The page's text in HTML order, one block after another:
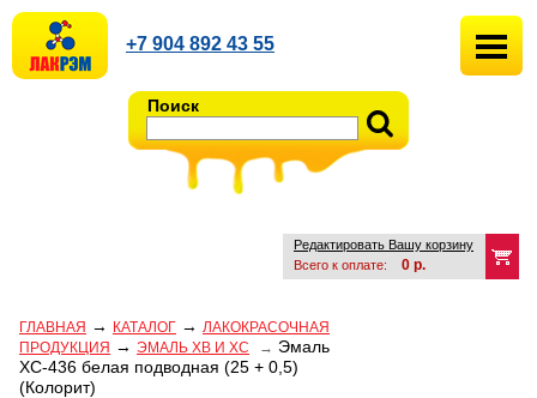
Поиск
+7 904 892 43 55
Редактировать Вашу корзину
Всего к оплате:
0 р.
ГЛАВНАЯ → КАТАЛОГ → ЛАКОКРАСОЧНАЯ
ПРОДУКЦИЯ → ЭМАЛЬ ХВ И ХС → Эмаль
ХС-436 белая подводная (25 + 0,5)
(Колорит)